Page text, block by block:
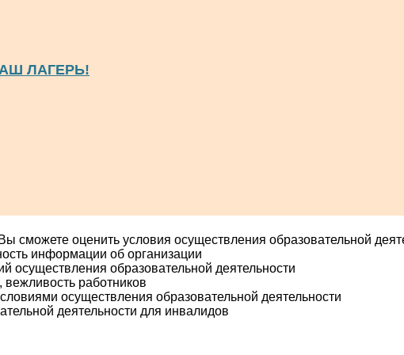
ЛАГЕРЬ!
сможете оценить условия осуществления образовательной
информации об организации
осуществления образовательной деятельности
вежливость работников
осуществления образовательной деятельности
деятельности для инвалидов